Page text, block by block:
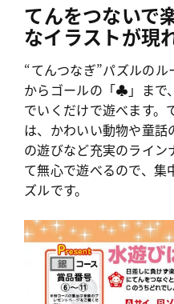
てんをつないで
なイラストが現
“てんつなぎ”パズルの
からゴールの「♣」まで
でいくだけで遊べます。
は、かわいい動物や童
の遊びなど充実のライ
て無心で遊べるので、
ズルです。